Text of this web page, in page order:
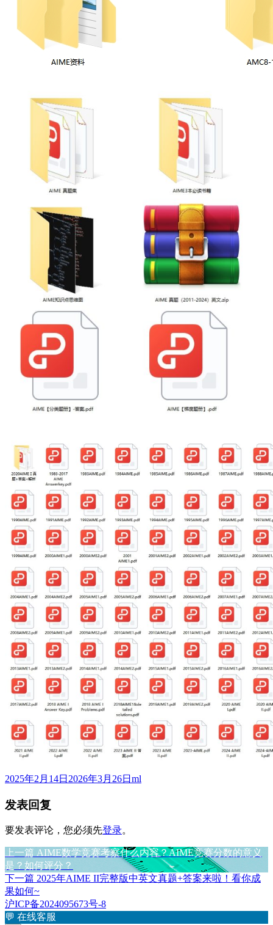
发
于
2025年2月14日 2026年3月26日 作
ml
发表回复
要发表评论，您必须先登录。
文
章
导
航
上一篇 上
篇
文
章：
AIME数学竞赛考察什么内容？AIME竞赛分数的意义
是？如何评分？
下一篇 下
篇
文
章：
2025年AIME II完整版中英文真题+答案来啦！看你成
果如何~
沪ICP备2024095673号-8
💬 在线客服